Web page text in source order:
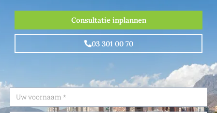
Consultatie inplannen
03 301 00 70